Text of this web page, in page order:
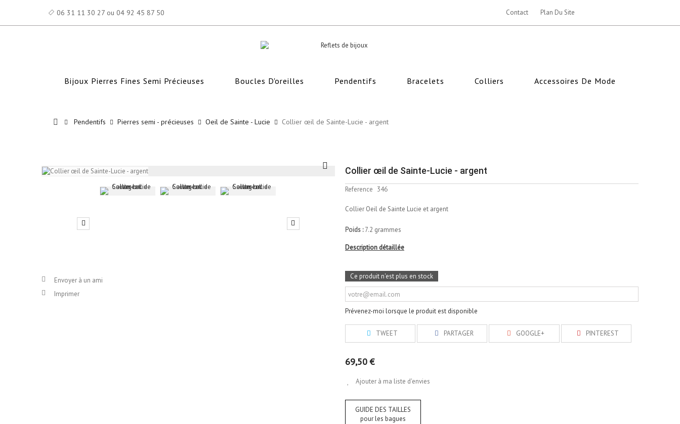
06 31 11 30 27 ou 04 92 45 87 50 Contact Plan Du Site
Bijoux Pierres Fines Semi Précieuses Boucles D'oreilles Pendentifs Bracelets Colliers Accessoires De Mode
Pendentifs Pierres semi - précieuses Oeil de Sainte - Lucie Collier œil de Sainte-Lucie - argent
Envoyer à un ami
Imprimer
Collier œil de Sainte-Lucie - argent
Reference 346
Collier Oeil de Sainte Lucie et argent
Poids :7.2 grammes
Description détaillée
Ce produit n'est plus en stock
Prévenez-moi lorsque le produit est disponible
TWEET PARTAGER GOOGLE+ PINTEREST
69,50 €
Ajouter à ma liste d'envies
GUIDE DES TAILLES
pour les bagues